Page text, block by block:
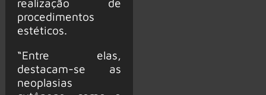
procedimentos
estéticos.
“Entre elas,
destacam-se as
neoplasias